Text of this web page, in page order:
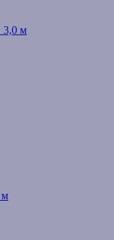
3,0 м
м